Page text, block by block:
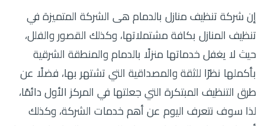
إن شركة تنظيف منازل بالدمام هى الشركة المتميزة في
تنظيف المنازل بكافة مشتملاتها، وكذلك القصور والفلل،
حيث لا يغفل خدماتها منزلًا بالدمام والمنطقة الشرقية
بأكملها نظرًا للثقة والمصداقية التي تشتهر بها، فضلًا عن
طرق التنظيف المبتكرة التي جعلتها في المركز الأول دائمًا،
لذا سوف نتعرف اليوم عن أهم خدمات الشركة، وكذلك